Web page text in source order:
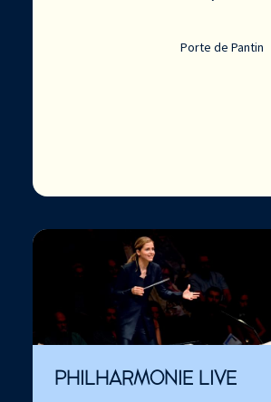
Porte de Pantin
PHILHARMONIE LIVE